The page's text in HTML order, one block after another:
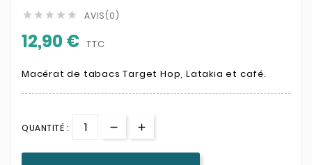
     AVIS(0)
12,90 € TTC
Macérat de tabacs Target Hop, Latakia et café.
QUANTITÉ :